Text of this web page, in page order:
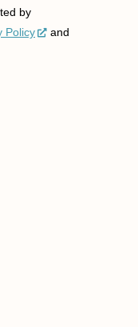
by
Policy
and